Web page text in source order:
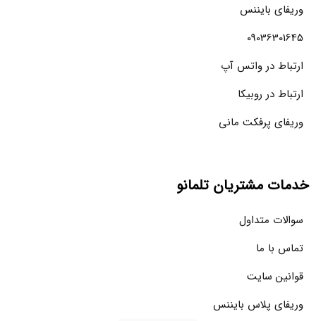
وریفای بایننس
09036301645
ارتباط در واتس آپ
ارتباط در روبیکا
وریفای پرفکت مانی
خدمات مشتریان تلمانو
سوالات متداول
تماس با ما
قوانین سایت
وریفای پلاس بایننس